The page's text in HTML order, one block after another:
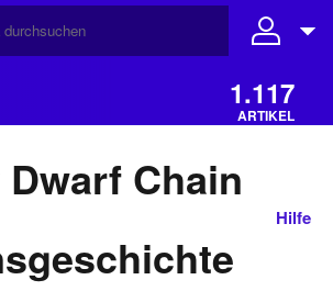
1.117
ARTIKEL
Chain
Hilfe